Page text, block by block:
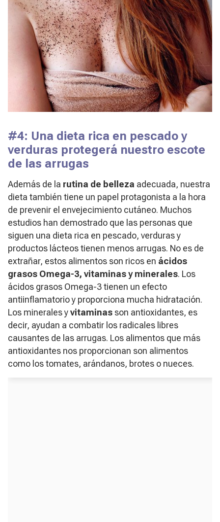
#4: Una dieta rica en pescado y
verduras protegerá nuestro escote
de las arrugas
Además de la rutina de belleza adecuada, nuestra
dieta también tiene un papel protagonista a la hora
de prevenir el envejecimiento cutáneo. Muchos
estudios han demostrado que las personas que
siguen una dieta rica en pescado, verduras y
productos lácteos tienen menos arrugas. No es de
extrañar, estos alimentos son ricos en ácidos
grasos Omega-3, vitaminas y minerales. Los
ácidos grasos Omega-3 tienen un efecto
antiinflamatorio y proporciona mucha hidratación.
Los minerales yvitaminas son antioxidantes, es
decir, ayudan a combatir los radicales libres
causantes de las arrugas. Los alimentos que más
antioxidantes nos proporcionan son alimentos
como los tomates, arándanos, brotes o nueces.